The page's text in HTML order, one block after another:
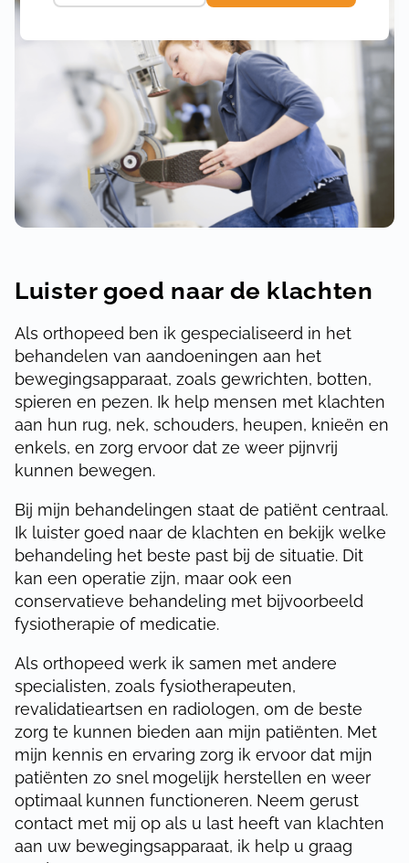
Luister goed naar de klachten
Als orthopeed ben ik gespecialiseerd in het
behandelen van aandoeningen aan het
bewegingsapparaat, zoals gewrichten, botten,
spieren en pezen. Ik help mensen met klachten
aan hun rug, nek, schouders, heupen, knieën en
enkels, en zorg ervoor dat ze weer pijnvrij
kunnen bewegen.
Bij mijn behandelingen staat de patiënt centraal.
Ik luister goed naar de klachten en bekijk welke
behandeling het beste past bij de situatie. Dit
kan een operatie zijn, maar ook een
conservatieve behandeling met bijvoorbeeld
fysiotherapie of medicatie.
Als orthopeed werk ik samen met andere
specialisten, zoals fysiotherapeuten,
revalidatieartsen en radiologen, om de beste
zorg te kunnen bieden aan mijn patiënten. Met
mijn kennis en ervaring zorg ik ervoor dat mijn
patiënten zo snel mogelijk herstellen en weer
optimaal kunnen functioneren. Neem gerust
contact met mij op als u last heeft van klachten
aan uw bewegingsapparaat, ik help u graag